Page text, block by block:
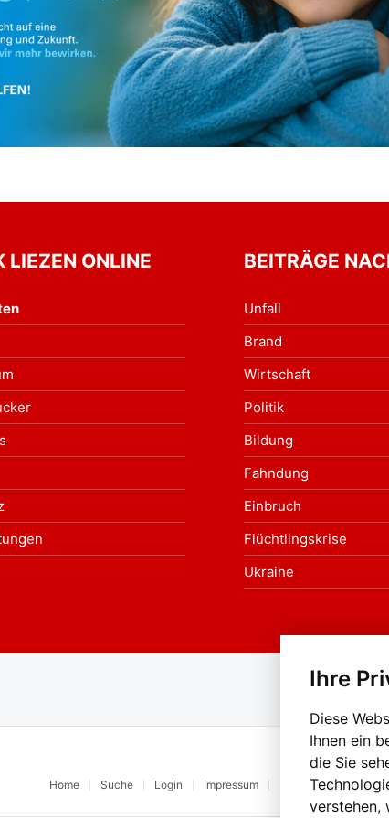
Ihre
Diese
Ihnen ein
die Sie
verstehen,
LIEZEN ONLINE BEITRÄGE
Unfall
Brand
Wirtschaft
Politik
Bildung
Fahndung
Einbruch
Flüchtlingskrise
Ukraine
Home Suche Login Impressum Datenschutz